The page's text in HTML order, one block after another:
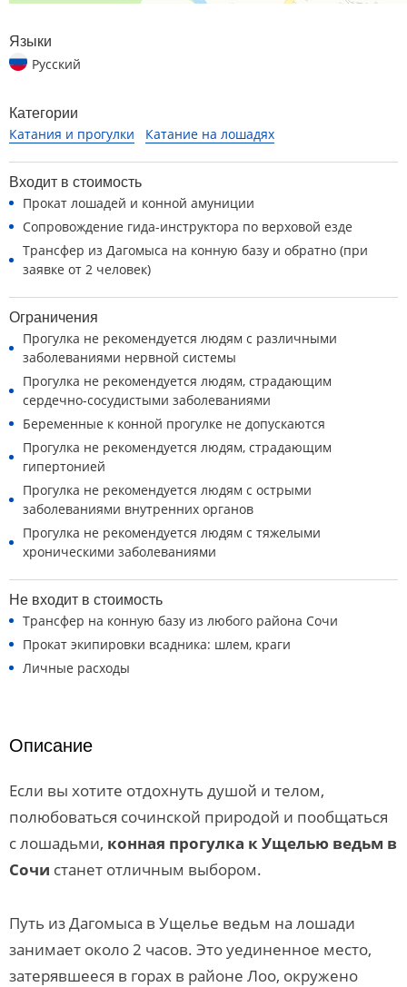
Языки
Русский
Категории
Катания и прогулки Катание на лошадях
Входит в стоимость
Прокат лошадей и конной амуниции
Сопровождение гида-инструктора по верховой езде
Трансфер из Дагомыса на конную базу и обратно (при
заявке от 2 человек)
Ограничения
Прогулка не рекомендуется людям с различными
заболеваниями нервной системы
Прогулка не рекомендуется людям, страдающим
сердечно-сосудистыми заболеваниями
Беременные к конной прогулке не допускаются
Прогулка не рекомендуется людям, страдающим
гипертонией
Прогулка не рекомендуется людям с острыми
заболеваниями внутренних органов
Прогулка не рекомендуется людям с тяжелыми
хроническими заболеваниями
Не входит в стоимость
Трансфер на конную базу из любого района Сочи
Прокат экипировки всадника: шлем, краги
Личные расходы
Описание
Если вы хотите отдохнуть душой и телом,
полюбоваться сочинской природой и пообщаться
с лошадьми, конная прогулка к Ущелью ведьм в
Сочи станет отличным выбором.
Путь из Дагомыса в Ущелье ведьм на лошади
занимает около 2 часов. Это уединенное место,
затерявшееся в горах в районе Лоо, окружено